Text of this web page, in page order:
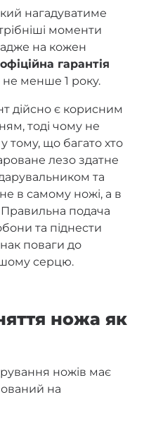
нагадуватиме
моменти
на кожен
офіційна гарантія
не менше 1 року.
дійсно є корисним
тоді чому не
тому, що багато хто
лезо здатне
та
в самому ножі, а в
Правильна подача
та піднести
поваги до
серцю.
ножа як
ножів має
на